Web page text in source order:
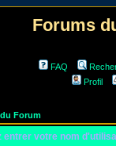
Forums
FAQ
Profil
Forum
entrer votre nom